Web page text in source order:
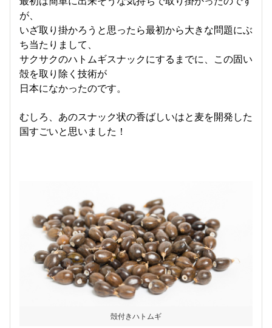
が、
いざ取り掛かろうと思ったら最初から大きな問題にぶ
ち当たりまして、
サクサクのハトムギスナックにするまでに、この固い
殻を取り除く技術が
日本になかったのです。
むしろ、あのスナック状の香ばしいはと麦を開発した
国すごいと思いました！
殻付きハトムギ